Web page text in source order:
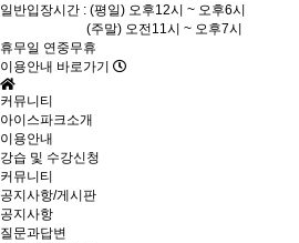
일반입장시간 : (평일) 오후12시 ~ 오후6시
(주말) 오전11시 ~ 오후7시
휴무일 연중무휴
이용안내 바로가기
커뮤니티
아이스파크소개
이용안내
강습 및 수강신청
커뮤니티
공지사항/게시판
공지사항
질문과답변